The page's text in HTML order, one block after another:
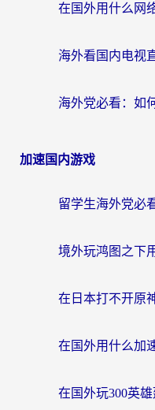
加速国内游戏